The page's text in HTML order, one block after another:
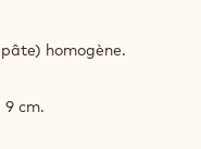
homogène.
cm.